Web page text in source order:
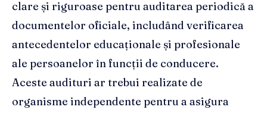
clare și riguroase pentru auditarea periodică a
documentelor oficiale, includând verificarea
antecedentelor educaționale și profesionale
ale persoanelor în funcții de conducere.
Aceste audituri ar trebui realizate de
organisme independente pentru a asigura